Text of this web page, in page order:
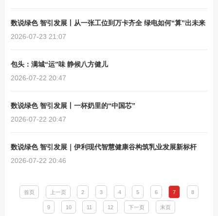
数说绿色 智引发展丨从一张工位到万卡齐全 绿电如何“算”出未来
2026-07-23 21:07
包头：满城“运”味 静候八方健儿
2026-07-22 20:47
数说绿色 智引发展丨一杯奶里的“中国芯”
2026-07-22 20:47
数说绿色 智引发展｜伊利现代智慧健康谷构筑乳业发展新标杆
2026-07-22 20:46
首页 上一页 2 3 4 5 6 7 8
9 10 11 12 下一页 末页